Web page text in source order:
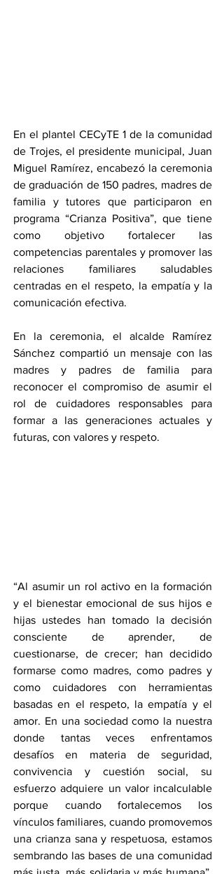
En el plantel CECyTE 1 de la comunidad
de Trojes, el presidente municipal, Juan
Miguel Ramírez, encabezó la ceremonia
de graduación de 150 padres, madres de
familia y tutores que participaron en
programa “Crianza Positiva”, que tiene
como objetivo fortalecer las
competencias parentales y promover las
relaciones familiares saludables
centradas en el respeto, la empatía y la
comunicación efectiva.
En la ceremonia, el alcalde Ramírez
Sánchez compartió un mensaje con las
madres y padres de familia para
reconocer el compromiso de asumir el
rol de cuidadores responsables para
formar a las generaciones actuales y
futuras, con valores y respeto.
“Al asumir un rol activo en la formación
y el bienestar emocional de sus hijos e
hijas ustedes han tomado la decisión
consciente de aprender, de
cuestionarse, de crecer; han decidido
formarse como madres, como padres y
como cuidadores con herramientas
basadas en el respeto, la empatía y el
amor. En una sociedad como la nuestra
donde tantas veces enfrentamos
desafíos en materia de seguridad,
convivencia y cuestión social, su
esfuerzo adquiere un valor incalculable
porque cuando fortalecemos los
vínculos familiares, cuando promovemos
una crianza sana y respetuosa, estamos
sembrando las bases de una comunidad